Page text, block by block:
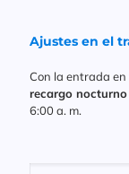
Ajustes en el
Con la entrada
recargo
6:00 a. m.